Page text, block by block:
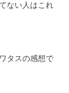
ない人はこれ
タスの感想で